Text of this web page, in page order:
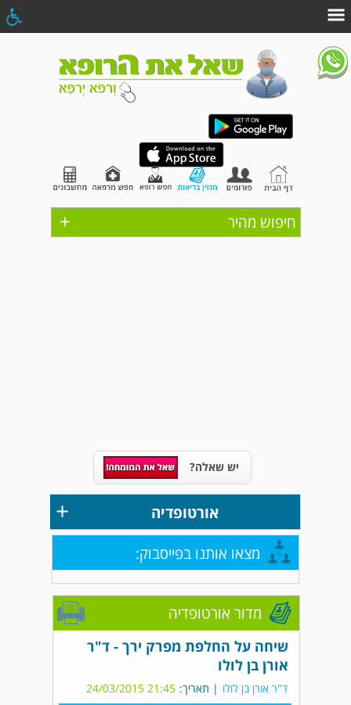
+ חיפוש מהיר
יש שאלה?
אורטופדיה +
מצאו אותנו בפייסבוק:
מדור אורטופדיה
שיחה על החלפת מפרק ירך - ד"ר
אורן בן לולו
ד"ר אורן בן לולו | תאריך: 21:45 24/03/2015